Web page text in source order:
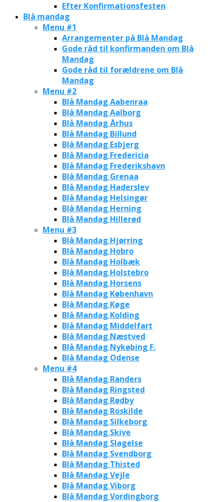
Efter Konfirmationsfesten
Blå mandag
Menu #1
Arrangementer på Blå Mandag
Gode råd til konfirmanden om Blå
Mandag
Gode råd til forældrene om Blå
Mandag
Menu #2
Blå Mandag Aabenraa
Blå Mandag Aalborg
Blå Mandag Århus
Blå Mandag Billund
Blå Mandag Esbjerg
Blå Mandag Fredericia
Blå Mandag Frederikshavn
Blå Mandag Grenaa
Blå Mandag Haderslev
Blå Mandag Helsingør
Blå Mandag Herning
Blå Mandag Hillerød
Menu #3
Blå Mandag Hjørring
Blå Mandag Hobro
Blå Mandag Holbæk
Blå Mandag Holstebro
Blå Mandag Horsens
Blå Mandag København
Blå Mandag Køge
Blå Mandag Kolding
Blå Mandag Middelfart
Blå Mandag Næstved
Blå Mandag Nykøbing F.
Blå Mandag Odense
Menu #4
Blå Mandag Randers
Blå Mandag Ringsted
Blå Mandag Rødby
Blå Mandag Roskilde
Blå Mandag Silkeborg
Blå Mandag Skive
Blå Mandag Slagelse
Blå Mandag Svendborg
Blå Mandag Thisted
Blå Mandag Vejle
Blå Mandag Viborg
Blå Mandag Vordingborg